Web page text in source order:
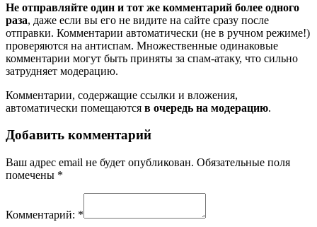
Не отправляйте один и тот же комментарий более одного
раза, даже если вы его не видите на сайте сразу после
отправки. Комментарии автоматически (не в ручном режиме!)
проверяются на антиспам. Множественные одинаковые
комментарии могут быть приняты за спам-атаку, что сильно
затрудняет модерацию.
Комментарии, содержащие ссылки и вложения,
автоматически помещаются в очередь на модерацию.
Добавить комментарий
Ваш адрес email не будет опубликован. Обязательные поля
помечены *
Комментарий: *